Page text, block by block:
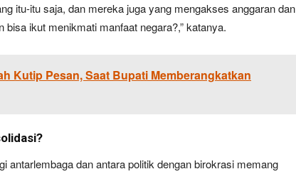
itu-itu saja, dan mereka juga yang mengakses anggaran dan
ikut menikmati manfaat negara?,” katanya.
Kutip Pesan, Saat Bupati Memberangkatkan
antarlembaga dan antara politik dengan birokrasi memang